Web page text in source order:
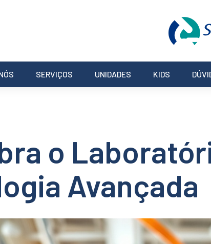
SERVIÇOS UNIDADES KIDS
o
Avançada